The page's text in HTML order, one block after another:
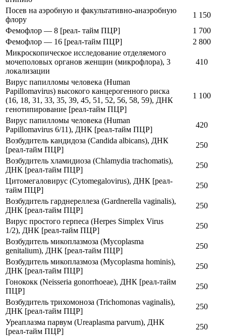
Посев на аэробную и факультативно-анаэробную
флору
1 150
Фемофлор — 8 [реал- тайм ПЦР]
1 700
Фемофлор — 16 [реал-тайм ПЦР]
2 800
Микроскопическое исследование отделяемого
мочеполовых органов женщин (микрофлора), 3
локализации
410
Вирус папилломы человека (Human
Papillomavirus) высокого канцерогенного риска
(16, 18, 31, 33, 35, 39, 45, 51, 52, 56, 58, 59), ДНК
генотипирование [реал-тайм ПЦР]
1 100
Вирус папилломы человека (Human
Papillomavirus 6/11), ДНК [реал-тайм ПЦР]
420
Возбудитель кандидоза (Candida albicans), ДНК
[реал-тайм ПЦР]
250
Возбудитель хламидиоза (Chlamydia trachomatis),
ДНК [реал-тайм ПЦР]
250
Цитомегаловирус (Cytomegalovirus), ДНК [реал-
тайм ПЦР]
250
Возбудитель гарднереллеза (Gardnerella vaginalis),
ДНК [реал-тайм ПЦР]
250
Вирус простого герпеса (Herpes Simplex Virus
1/2), ДНК [реал-тайм ПЦР]
250
Возбудитель микоплазмоза (Mycoplasma
genitalium), ДНК [реал-тайм ПЦР]
250
Возбудитель микоплазмоза (Mycoplasma hominis),
ДНК [реал-тайм ПЦР]
250
Гонококк (Neisseria gonorrhoeae), ДНК [реал-тайм
ПЦР]
250
Возбудитель трихомоноза (Trichomonas vaginalis),
ДНК [реал-тайм ПЦР]
250
Уреаплазма парвум (Ureaplasma parvum), ДНК
[реал-тайм ПЦР]
250